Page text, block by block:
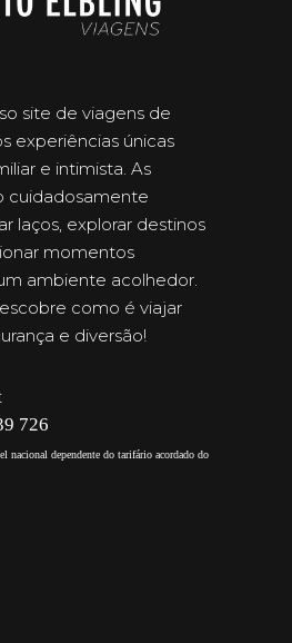
site de viagens de
experiências únicas
e intimista. As
cuidadosamente
laços, explorar destinos
momentos
ambiente acolhedor.
como é viajar
e diversão!
726
nacional dependente do tarifário acordado do